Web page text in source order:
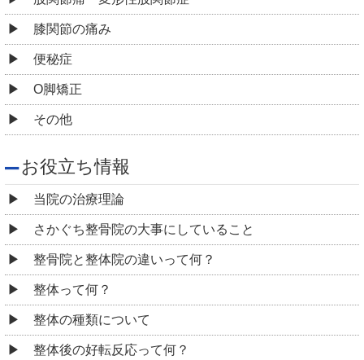
膝関節の痛み
便秘症
O脚矯正
その他
お役立ち情報
当院の治療理論
さかぐち整骨院の大事にしていること
整骨院と整体院の違いって何？
整体って何？
整体の種類について
整体後の好転反応って何？